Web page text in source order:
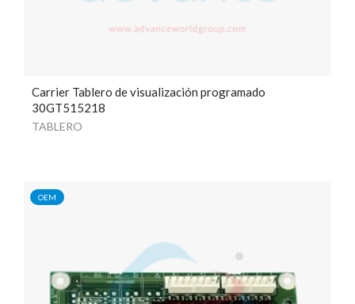
Carrier Tablero de visualización programado
30GT515218
TABLERO
OEM